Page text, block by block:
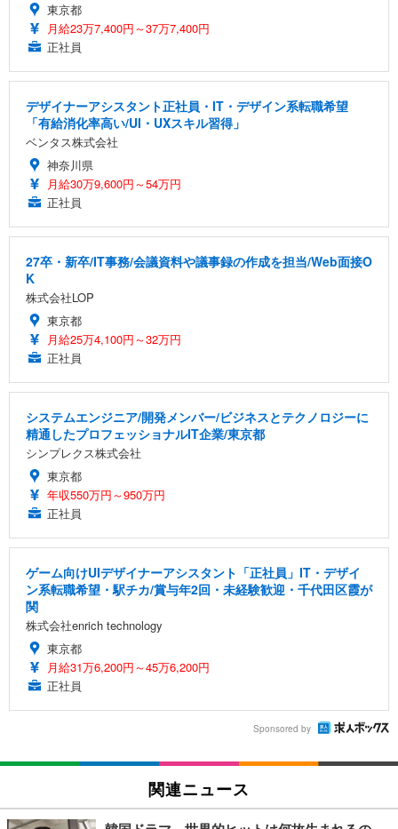
東京都
月給23万7,400円～37万7,400円
正社員
デザイナーアシスタント正社員・IT・デザイン系転職希望
「有給消化率高い/UI・UXスキル習得」
ベンタス株式会社
神奈川県
月給30万9,600円～54万円
正社員
27卒・新卒/IT事務/会議資料や議事録の作成を担当/Web面接O
K
株式会社LOP
東京都
月給25万4,100円～32万円
正社員
システムエンジニア/開発メンバー/ビジネスとテクノロジーに
精通したプロフェッショナルIT企業/東京都
シンプレクス株式会社
東京都
年収550万円～950万円
正社員
ゲーム向けUIデザイナーアシスタント「正社員」IT・デザイ
ン系転職希望・駅チカ/賞与年2回・未経験歓迎・千代田区霞が
関
株式会社enrich technology
東京都
月給31万6,200円～45万6,200円
正社員
Sponsored by
関連ニュース